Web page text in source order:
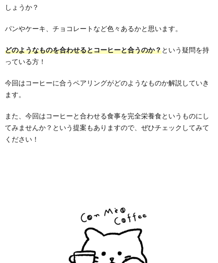
しょうか？
パンやケーキ、チョコレートなど色々あるかと思います。
どのようなものを合わせるとコーヒーと合うのか？という疑問を持
っている方！
今回はコーヒーに合うペアリングがどのようなものか解説していき
ます。
また、今回はコーヒーと合わせる食事を完全栄養食というものにし
てみませんか？という提案もありますので、ぜひチェックしてみて
ください！